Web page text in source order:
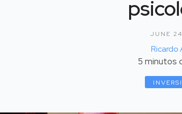
JUNE
Ricardo
5 minutos